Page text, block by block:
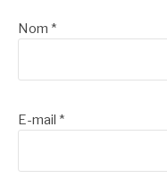
Nom *
E-mail *